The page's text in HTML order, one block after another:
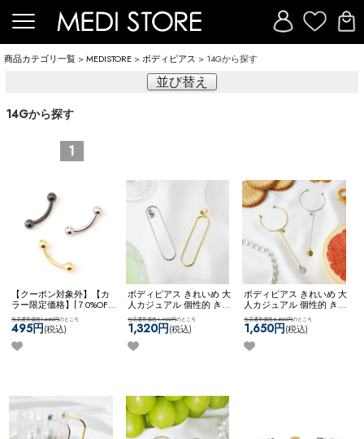
商品カテゴリ一覧 >MEDISTORE >ボディピアス > 14Gから探す
並び替え
14Gから探す
1
【クーポン対象外】【カ
ラー限定価格】[７0%OFF]
ボディピアス ピアス 専門
店 通販 ナベル カーブド
バーベル 臍 へそピアス
ロック ルーク スナッグ
当店通常価格1,650円のところ
495円(税込)
ボディピアス きれいめ 大
人カジュアル 個性的 きれ
いめファッション 【ネコ
ポス全品送料無料】
【KASCANAL】Virtical
Circ WF
当店通常価格4,400円のところ
1,320円(税込)
ボディピアス きれいめ 大
人カジュアル 個性的 きれ
いめファッション 【ネコ
ポス全品送料無料】
【KASCANAL】Stick & Big
CB
当店通常価格5,500円のところ
1,650円(税込)